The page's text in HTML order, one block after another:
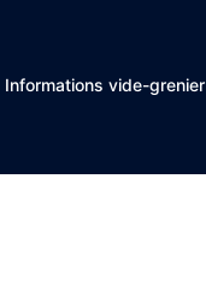
Informations vide-grenier